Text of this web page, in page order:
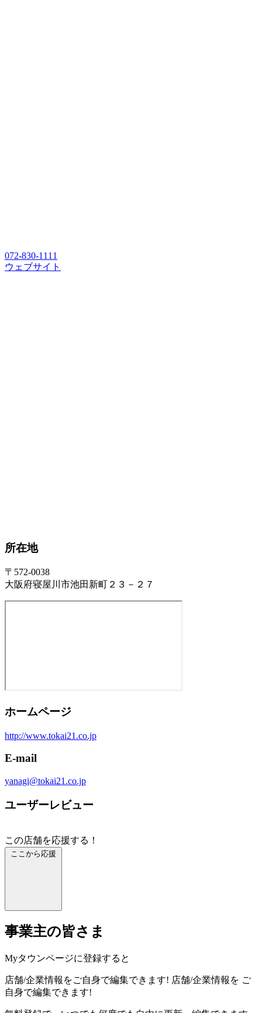
072-830-1111
ウェブサイト
所在地
〒572-0038
大阪府寝屋川市池田新町２３－２７
ホームページ
http://www.tokai21.co.jp
E-mail
yanagi@tokai21.co.jp
ユーザーレビュー
この店舗を応援する！
ここから応援
事業主の皆さま
Myタウンページに登録すると
店舗/企業情報をご自身で編集できます! 店舗/企業情報を ご
自身で編集できます!